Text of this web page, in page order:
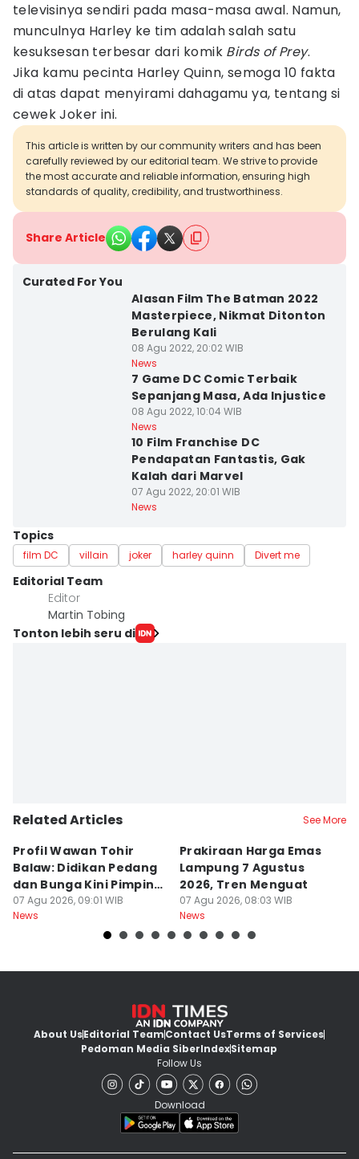
televisinya sendiri pada masa-masa awal. Namun,
munculnya Harley ke tim adalah salah satu
kesuksesan terbesar dari komik Birds of Prey.
Jika kamu pecinta Harley Quinn, semoga 10 fakta
di atas dapat menyirami dahagamu ya, tentang si
cewek Joker ini.
This article is written by our community writers and has been
carefully reviewed by our editorial team. We strive to provide
the most accurate and reliable information, ensuring high
standards of quality, credibility, and trustworthiness.
Share Article
Curated For You
Alasan Film The Batman 2022
Masterpiece, Nikmat Ditonton
Berulang Kali
08 Agu 2022, 20:02 WIB
News
7 Game DC Comic Terbaik
Sepanjang Masa, Ada Injustice
08 Agu 2022, 10:04 WIB
News
10 Film Franchise DC
Pendapatan Fantastis, Gak
Kalah dari Marvel
07 Agu 2022, 20:01 WIB
News
Topics
film DC villain joker harley quinn Divert me
Editorial Team
Editor
Martin Tobing
Tonton lebih seru di
Related Articles See More
Profil Wawan Tohir
Balaw: Didikan Pedang
dan Bunga Kini Pimpin
PRI Lampung
07 Agu 2026, 09:01 WIB
News
Prakiraan Harga Emas
Lampung 7 Agustus
2026, Tren Menguat
07 Agu 2026, 08:03 WIB
News
About UsEditorial TeamContact UsTerms of Services
Pedoman Media SiberIndexSitemap
Follow Us
Download